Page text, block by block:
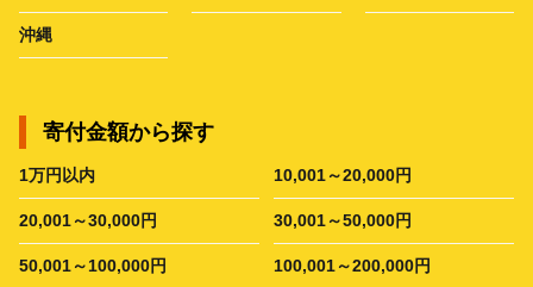
沖縄
寄付金額から探す
1万円以内 10,001～20,000円
20,001～30,000円 30,001～50,000円
50,001～100,000円 100,001～200,000円